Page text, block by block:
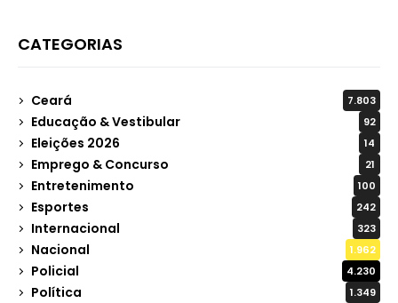
CATEGORIAS
Ceará 7.803
Educação & Vestibular 92
Eleições 2026 14
Emprego & Concurso 21
Entretenimento 100
Esportes 242
Internacional 323
Nacional 1.962
Policial 4.230
Política 1.349